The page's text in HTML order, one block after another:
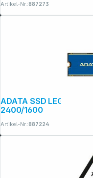
Artikel-Nr.:887273
ADATA SSD LEGEND 710 512GB M.2 PCIe Gen.3x4 R/W
2400/1600
Artikel-Nr.:887224